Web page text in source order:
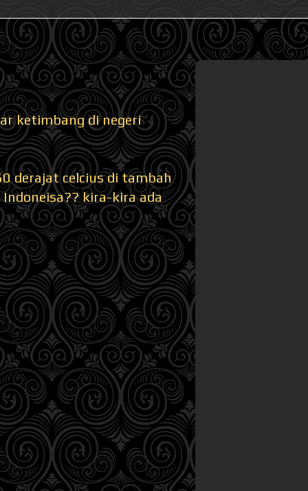
ketimbang di negeri
derajat celcius di tambah
kira-kira ada